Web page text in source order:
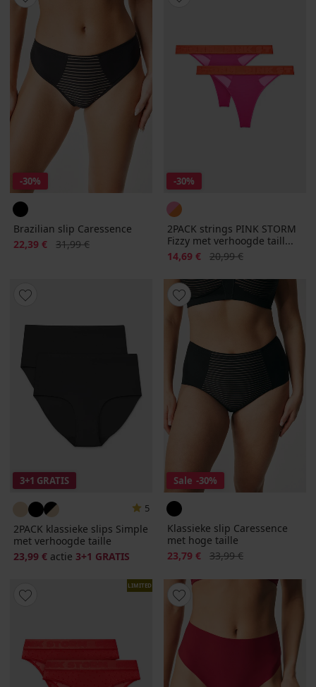
-30%
Brazilian slip Caressence
Korting
22,39 € Oorspronkelijke prijs
31,99 €
-30%
2PACK strings PINK STORM
Fizzy met verhoogde taill...
Korting
14,69 € Oorspronkelijke prijs
20,99 €
3+1 GRATIS
5
2PACK klassieke slips Simple
met verhoogde taille
23,99 € actie 3+1 GRATIS
Sale -30%
Klassieke slip Caressence
met hoge taille
Korting
23,79 € Oorspronkelijke prijs
33,99 €
LIMITED